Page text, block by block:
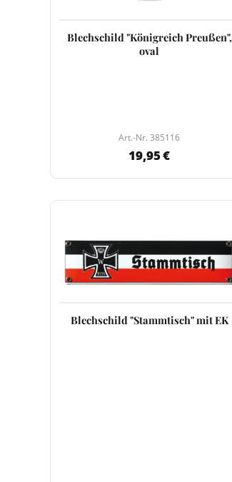
Blechschild "Königreich Preußen",
oval
Art.-Nr. 385116
19,95 €
Blechschild "Stammtisch" mit EK